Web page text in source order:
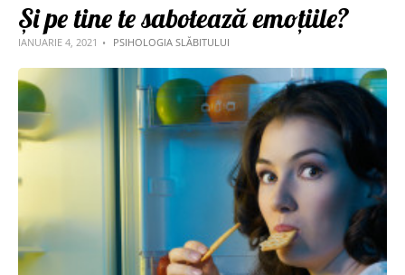
Și pe tine te sabotează emoțiile?
IANUARIE 4, 2021 PSIHOLOGIA SLĂBITULUI